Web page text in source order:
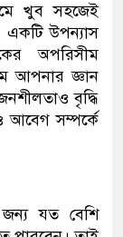
খুব সহজেই
একটি উপন্যাস
অপরিসীম
আপনার জ্ঞান
বৃদ্ধি
সম্পর্কে
যত বেশি